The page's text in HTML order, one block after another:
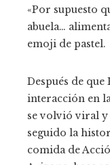
«Por supuesto
abuela…
emoji de pastel.
Después de
interacción en
se volvió viral y
seguido la
comida de